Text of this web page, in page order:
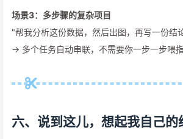
场景3：多步骤的复杂项目
"帮我分析这份数据，然后出图，再写一份结
→ 多个任务自动串联，不需要你一步一步喂指
六、说到这儿，想起我自己的